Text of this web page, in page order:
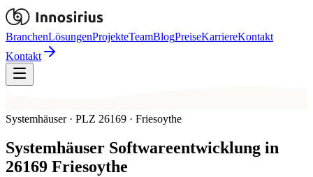
BranchenLösungenProjekteTeamBlogPreiseKarriereKontakt
Kontakt
Systemhäuser · PLZ 26169 · Friesoythe
Systemhäuser Softwareentwicklung in
26169 Friesoythe